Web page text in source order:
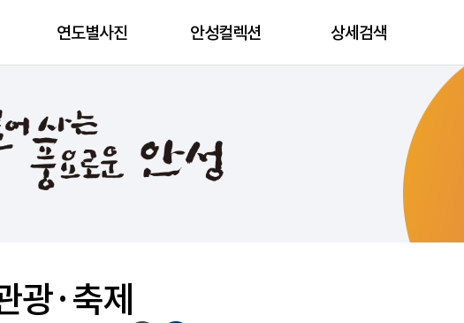
연도별사진 안성컬렉션 상세검색
광·축제